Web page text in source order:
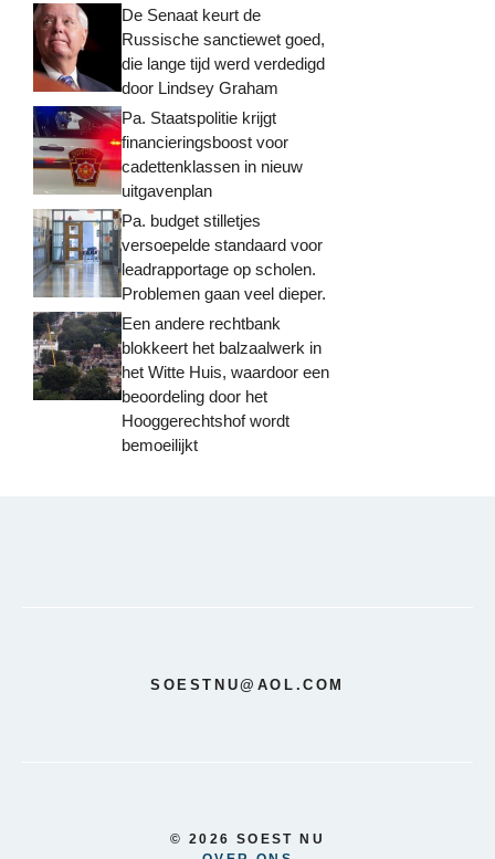
De Senaat keurt de
Russische sanctiewet goed,
die lange tijd werd verdedigd
door Lindsey Graham
Pa. Staatspolitie krijgt
financieringsboost voor
cadettenklassen in nieuw
uitgavenplan
Pa. budget stilletjes
versoepelde standaard voor
leadrapportage op scholen.
Problemen gaan veel dieper.
Een andere rechtbank
blokkeert het balzaalwerk in
het Witte Huis, waardoor een
beoordeling door het
Hooggerechtshof wordt
bemoeilijkt
SOESTNU@AOL.COM
© 2026 SOEST NU